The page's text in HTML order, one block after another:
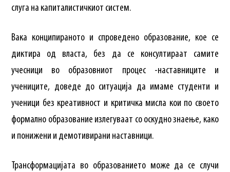
слуга на капиталистичкиот систем.
Вака конципираното и спроведено образование, кое се
диктира од власта, без да се консултираат самите
учесници во образовниот процес -наставниците и
учениците, доведе до ситуација да имаме студенти и
ученици без креативност и критичка мисла кои по своето
формално образование излегуваат со оскудно знаење, како
и понижени и демотивирани наставници.
Трансформацијата во образованието може да се случи